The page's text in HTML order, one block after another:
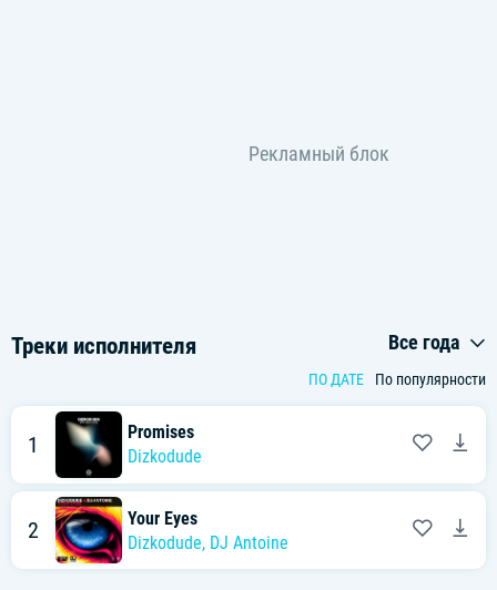
Треки исполнителя Все года
ПО ДАТЕ По популярности
1
Promises
Dizkodude
2
Your Eyes
Dizkodude, DJ Antoine